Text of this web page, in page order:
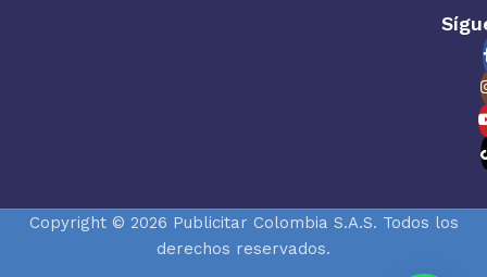
Copyright © 2026 Publicitar Colombia S.A.S. Todos los
derechos reservados.